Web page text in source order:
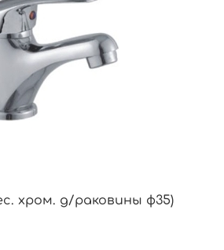
хром. д/раковины ф35)